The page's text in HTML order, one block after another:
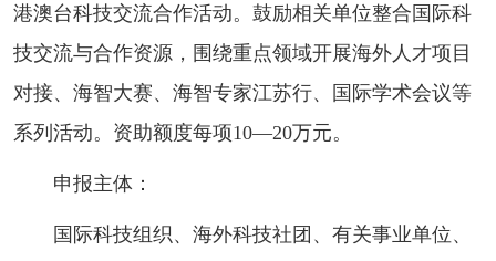
港澳台科技交流合作活动。鼓励相关单位整合国际科
技交流与合作资源，围绕重点领域开展海外人才项目
对接、海智大赛、海智专家江苏行、国际学术会议等
系列活动。资助额度每项10—20万元。
申报主体：
国际科技组织、海外科技社团、有关事业单位、